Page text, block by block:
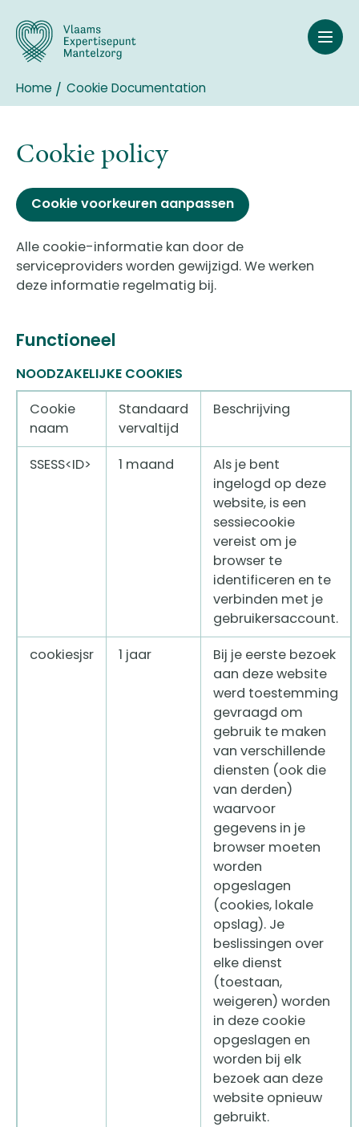
naar
inhoud
gaan
Breadcrumb
Home Cookie Documentation
Cookie policy
Cookie voorkeuren aanpassen
Alle cookie-informatie kan door de
serviceproviders worden gewijzigd. We werken
deze informatie regelmatig bij.
Functioneel
NOODZAKELIJKE COOKIES
Cookie
naam
Standaard
vervaltijd
Beschrijving
SSESS<ID> 1 maand
Als je bent
ingelogd op deze
website, is een
sessiecookie
vereist om je
browser te
identificeren en te
verbinden met je
gebruikersaccount.
cookiesjsr
1 jaar
Bij je eerste bezoek
aan deze website
werd toestemming
gevraagd om
gebruik te maken
van verschillende
diensten (ook die
van derden)
waarvoor
gegevens in je
browser moeten
worden
opgeslagen
(cookies, lokale
opslag). Je
beslissingen over
elke dienst
(toestaan,
weigeren) worden
in deze cookie
opgeslagen en
worden bij elk
bezoek aan deze
website opnieuw
gebruikt.